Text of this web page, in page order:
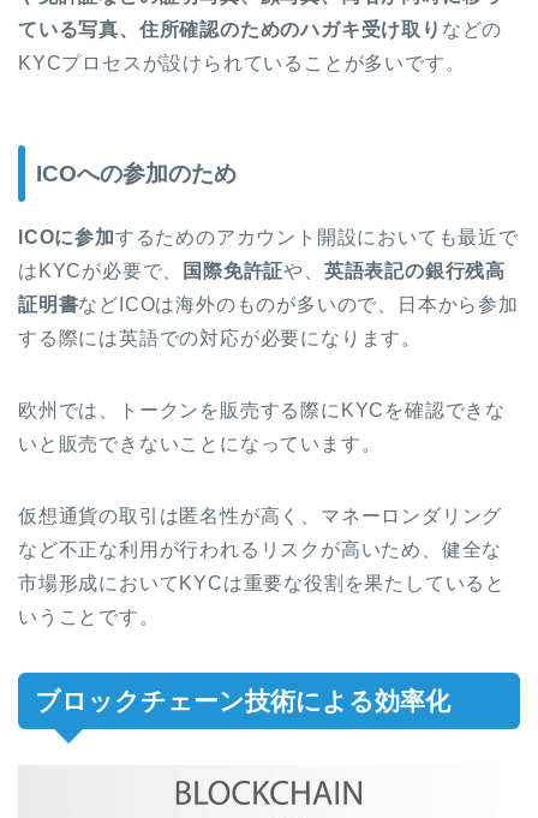
ている写真、住所確認のためのハガキ受け取り などの
KYCプロセスが設けられていることが多いです。
ICOへの参加のため
ICOに参加するためのアカウント開設においても最近で
はKYCが必要で、
国際免許証や、 英語表記の銀行残高
証明書などICOは海外のものが多いので、日本から参加
する際には英語での対応が必要になります。
欧州では、トークンを販売する際にKYCを確認できな
いと販売できないことになっています。
仮想通貨の取引は匿名性が高く、マネーロンダリング
など不正な利用が行われるリスクが高いため、健全な
市場形成においてKYCは重要な役割を果たしていると
いうことです。
ブロックチェーン技術による効率化